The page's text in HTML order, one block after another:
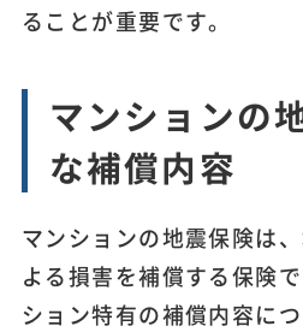
ることが重要です。
マンションの
な補償内容
マンションの地震保険は
よる損害を補償する保険
ション特有の補償内容に